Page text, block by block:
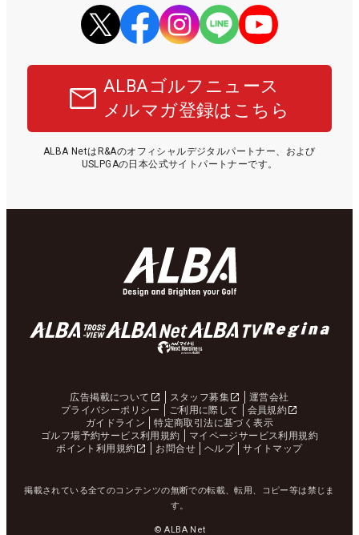
ALBAゴルフニュース
メルマガ登録はこちら
ALBA NetはR&Aのオフィシャルデジタルパートナー、および
USLPGAの日本公式サイトパートナーです。
広告掲載について スタッフ募集
運営会社
プライバシーポリシー
ご利用に際して
会員規約
ガイドライン
特定商取引法に基づく表示
ゴルフ場予約サービス利用規約
マイページサービス利用規約
ポイント利用規約
お問合せ ヘルプ サイトマップ
掲載されている全てのコンテンツの無断での転載、転用、コピー等は禁じま
す。
© ALBA Net